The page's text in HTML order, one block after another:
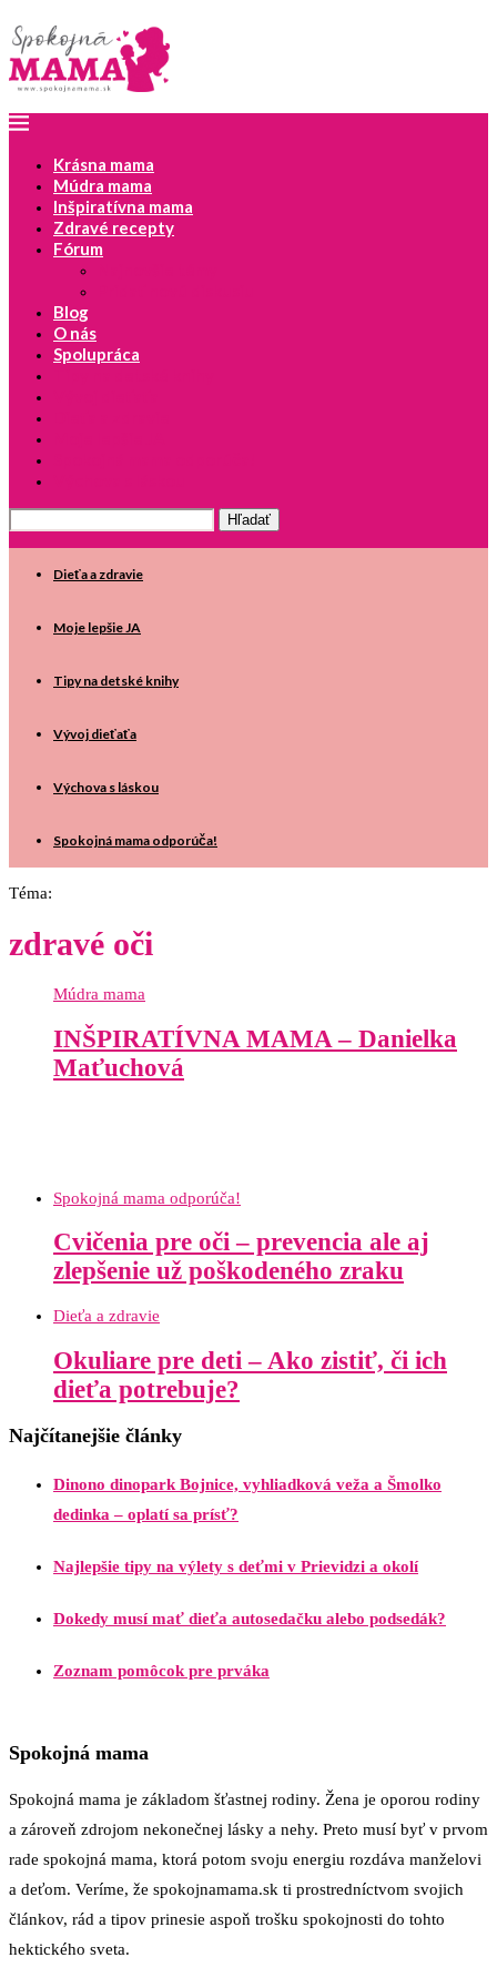
Krásna mama
Múdra mama
Inšpiratívna mama
Zdravé recepty
Fórum
Blog
O nás
Spolupráca
Dieťa a zdravie
Moje lepšie JA
Tipy na detské knihy
Vývoj dieťaťa
Výchova s láskou
Spokojná mama odporúča!
Téma:
zdravé oči
Múdra mama
INŠPIRATÍVNA MAMA – Danielka
Maťuchová
Spokojná mama odporúča!
Cvičenia pre oči – prevencia ale aj
zlepšenie už poškodeného zraku
Dieťa a zdravie
Okuliare pre deti – Ako zistiť, či ich
dieťa potrebuje?
Najčítanejšie články
Dinono dinopark Bojnice, vyhliadková veža a Šmolko
dedinka – oplatí sa prísť?
Najlepšie tipy na výlety s deťmi v Prievidzi a okolí
Dokedy musí mať dieťa autosedačku alebo podsedák?
Zoznam pomôcok pre prváka
Spokojná mama
Spokojná mama je základom šťastnej rodiny. Žena je oporou rodiny
a zároveň zdrojom nekonečnej lásky a nehy. Preto musí byť v prvom
rade spokojná mama, ktorá potom svoju energiu rozdáva manželovi
a deťom. Veríme, že spokojnamama.sk ti prostredníctvom svojich
článkov, rád a tipov prinesie aspoň trošku spokojnosti do tohto
hektického sveta.